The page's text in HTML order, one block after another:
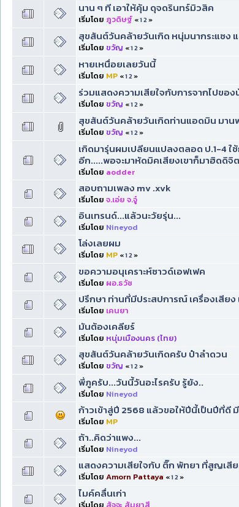
นาน ๆ ที เอาให้คุ้ม ดุจดรินทร์มิวสิค
เริ่มโดย ภูวดิษฐ์ «12»
สุขสันต์วันคล้ายวันเกิด หนุ่มนากระแซง
เริ่มโดย ขวัญ «12»
หายเหนื่อยเลยวันนี้
เริ่มโดย MP «12»
ร่วมแสดงความเสียใจกับการจากไปขอ
เริ่มโดย ขวัญ «12»
สุขสันต์วันคล้ายวันเกิดท่านแอดมิน มาน
เริ่มโดย ขวัญ «12»
เกิดมารุ่นผมเปลียนแปลงตลอด ป.1-4 ใ
อีก.....พอจะมาหัดมิคเสียงเขาก็มาฮิดดิจิ
เริ่มโดย aodder
สอบถามเพลง mv .xvk
เริ่มโดย จ.เอ่ย จ.จู๋
อินเทรนด์...แล้วนะวัยรุ่น...
เริ่มโดย Nineyod
โล่งเลยผม
เริ่มโดย MP «12»
ขอความอนุเคราะห์ซาวด์เอฟเฟค
เริ่มโดย ผอ.ธวัช
ปรึกษา ท่านที่มีประสปการณ์ เครื่องเสีย
เริ่มโดย เคนยา
มันต้องเคลียร์
เริ่มโดย หนุ่มเมืองนคร (ไทย)
สุขสันต์วันคล้ายวันเกิดครับ ป๋าลำดวน
เริ่มโดย ขวัญ «12»
พี่ภูครับ...วันนี้วันอะไรครับ รู้ยัง..
เริ่มโดย Nineyod
ก้าวเข้าสู่ปี 2568 แล้วขอให้ปีนี้เป็นปีที่ดี
เริ่มโดย MP
ถ้า..คิดว่าแพง...
เริ่มโดย Nineyod
แสดงความเสียใจกับ ติ๊ก พัทยา ที่สูญเ
เริ่มโดย Amorn Pattaya «12»
ไมค์คลื่นเก่า